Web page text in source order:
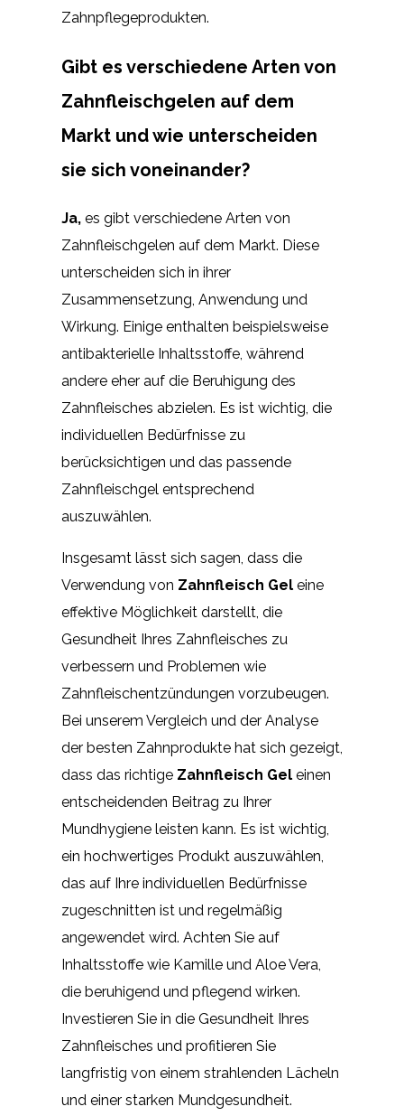
Zahnpflegeprodukten.
Gibt es verschiedene Arten von
Zahnfleischgelen auf dem
Markt und wie unterscheiden
sie sich voneinander?
Ja, es gibt verschiedene Arten von
Zahnfleischgelen auf dem Markt. Diese
unterscheiden sich in ihrer
Zusammensetzung, Anwendung und
Wirkung. Einige enthalten beispielsweise
antibakterielle Inhaltsstoffe, während
andere eher auf die Beruhigung des
Zahnfleisches abzielen. Es ist wichtig, die
individuellen Bedürfnisse zu
berücksichtigen und das passende
Zahnfleischgel entsprechend
auszuwählen.
Insgesamt lässt sich sagen, dass die
Verwendung von Zahnfleisch Gel eine
effektive Möglichkeit darstellt, die
Gesundheit Ihres Zahnfleisches zu
verbessern und Problemen wie
Zahnfleischentzündungen vorzubeugen.
Bei unserem Vergleich und der Analyse
der besten Zahnprodukte hat sich gezeigt,
dass das richtige Zahnfleisch Gel einen
entscheidenden Beitrag zu Ihrer
Mundhygiene leisten kann. Es ist wichtig,
ein hochwertiges Produkt auszuwählen,
das auf Ihre individuellen Bedürfnisse
zugeschnitten ist und regelmäßig
angewendet wird. Achten Sie auf
Inhaltsstoffe wie Kamille und Aloe Vera,
die beruhigend und pflegend wirken.
Investieren Sie in die Gesundheit Ihres
Zahnfleisches und profitieren Sie
langfristig von einem strahlenden Lächeln
und einer starken Mundgesundheit.